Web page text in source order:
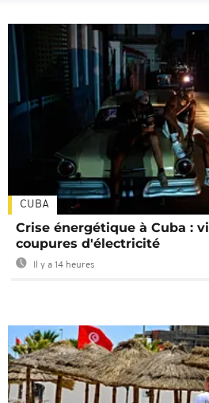
CUBA
Crise énergétique à Cuba :
coupures d'électricité
Il y a 14 heures